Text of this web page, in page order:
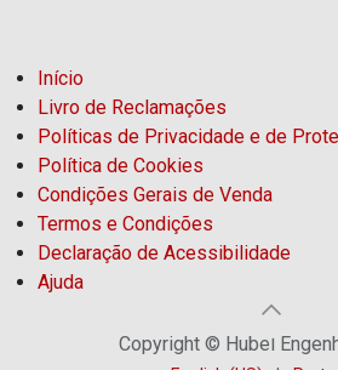
Início
Livro de Reclamações
Políticas de Privacidade e de
Política de Cookies
Condições Gerais de Venda
Termos e Condições
Declaração de Acessibilidade
Ajuda
Copyright © Hubel